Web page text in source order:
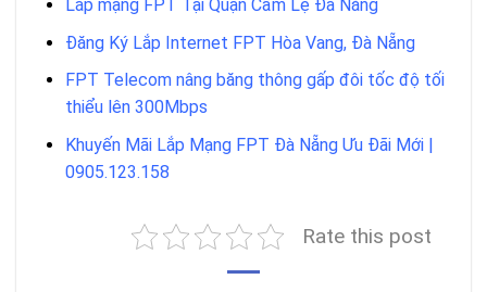
Lắp mạng FPT Tại Quận Cẩm Lệ Đà Nẵng
Đăng Ký Lắp Internet FPT Hòa Vang, Đà Nẵng
FPT Telecom nâng băng thông gấp đôi tốc độ tối
thiểu lên 300Mbps
Khuyến Mãi Lắp Mạng FPT Đà Nẵng Ưu Đãi Mới |
0905.123.158
Rate this post